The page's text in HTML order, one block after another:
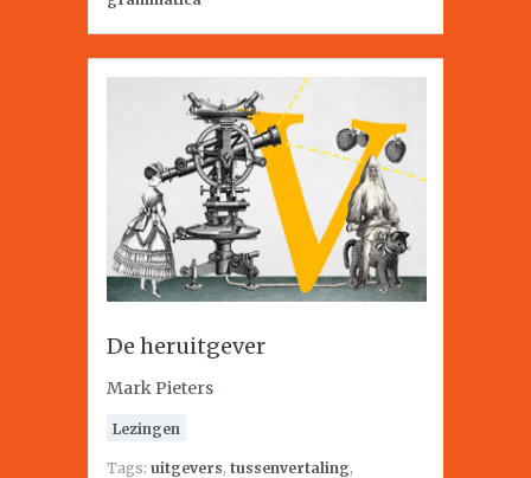
De heruitgever
Mark Pieters
Lezingen
Tags: uitgevers, tussenvertaling,